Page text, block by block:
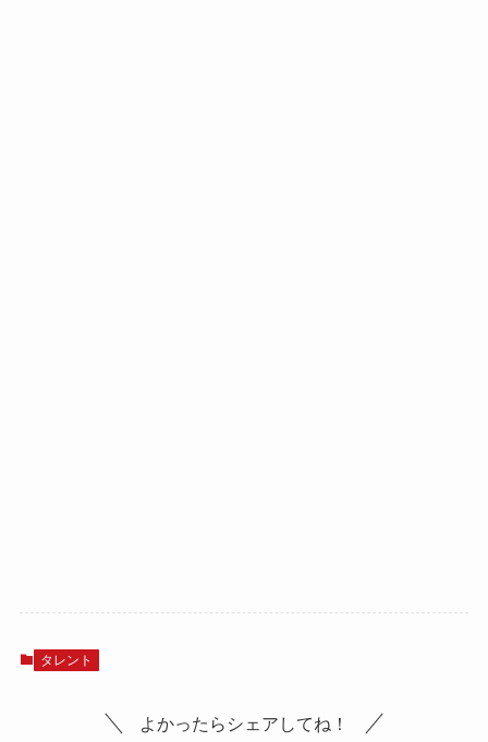
タレント
よかったらシェアしてね！